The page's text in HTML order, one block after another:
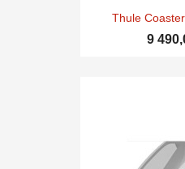
Thule Coaster
9